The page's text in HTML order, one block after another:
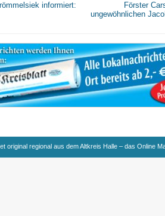
informiert:
Förster
ungewöhnlichen
original regional aus dem Altkreis Halle – das Online